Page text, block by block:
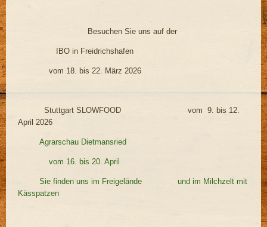
Besuchen Sie uns auf der
IBO in Freidrichshafen
vom 18. bis 22. März 2026
Stuttgart SLOWFOOD vom 9. bis 12.
April 2026
Agrarschau Dietmansried
vom 16. bis 20. April
Sie finden uns im Freigelände und im Milchzelt mit
Kässpatzen